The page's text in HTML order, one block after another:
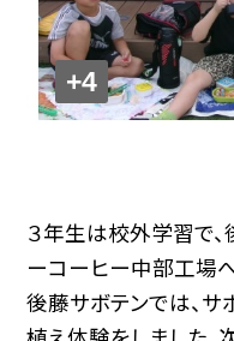
+4
３年生は校外学習で、
ーコーヒー中部工場
後藤サボテンでは、